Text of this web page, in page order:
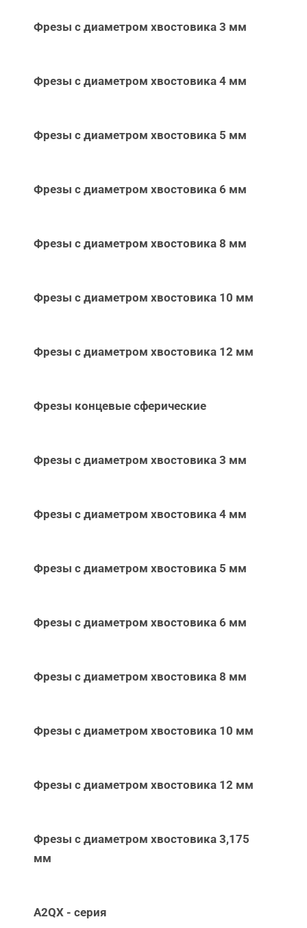
Фрезы с диаметром хвостовика 3 мм
Фрезы с диаметром хвостовика 4 мм
Фрезы с диаметром хвостовика 5 мм
Фрезы с диаметром хвостовика 6 мм
Фрезы с диаметром хвостовика 8 мм
Фрезы с диаметром хвостовика 10 мм
Фрезы с диаметром хвостовика 12 мм
Фрезы концевые сферические
Фрезы с диаметром хвостовика 3 мм
Фрезы с диаметром хвостовика 4 мм
Фрезы с диаметром хвостовика 5 мм
Фрезы с диаметром хвостовика 6 мм
Фрезы с диаметром хвостовика 8 мм
Фрезы с диаметром хвостовика 10 мм
Фрезы с диаметром хвостовика 12 мм
Фрезы с диаметром хвостовика 3,175
мм
A2QX - серия